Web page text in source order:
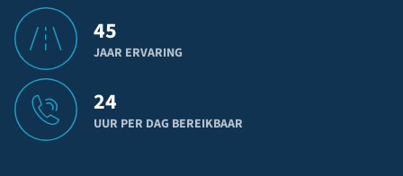
45
JAAR ERVARING
24
UUR PER DAG BEREIKBAAR